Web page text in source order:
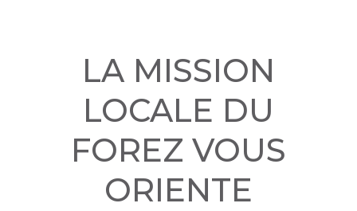
LA MISSION
LOCALE DU
FOREZ VOUS
ORIENTE